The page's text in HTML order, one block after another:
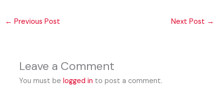
← Previous Post Next Post →
Leave a Comment
You must belogged in to post a comment.